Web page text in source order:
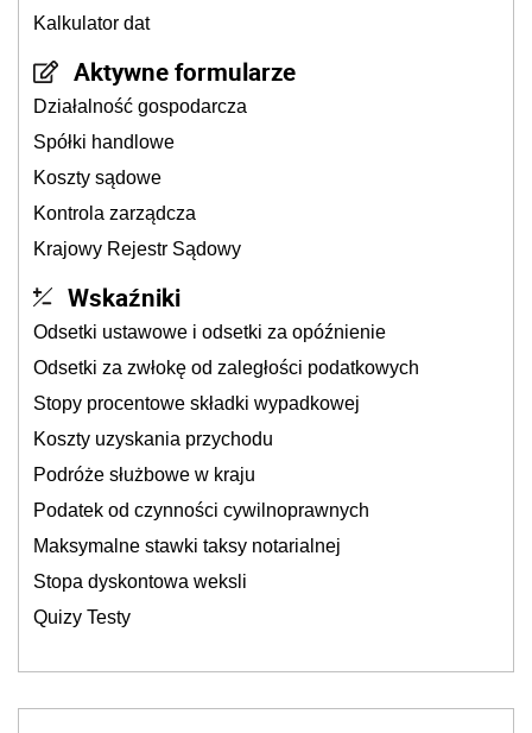
Kalkulator dat
Aktywne formularze
Działalność gospodarcza
Spółki handlowe
Koszty sądowe
Kontrola zarządcza
Krajowy Rejestr Sądowy
Wskaźniki
Odsetki ustawowe i odsetki za opóźnienie
Odsetki za zwłokę od zaległości podatkowych
Stopy procentowe składki wypadkowej
Koszty uzyskania przychodu
Podróże służbowe w kraju
Podatek od czynności cywilnoprawnych
Maksymalne stawki taksy notarialnej
Stopa dyskontowa weksli
Quizy Testy